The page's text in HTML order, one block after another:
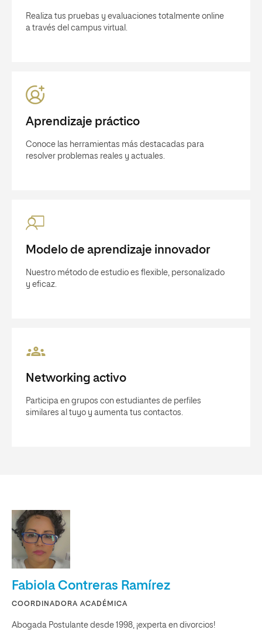
Realiza tus pruebas y evaluaciones totalmente online
a través del campus virtual.
Aprendizaje práctico
Conoce las herramientas más destacadas para
resolver problemas reales y actuales.
Modelo de aprendizaje innovador
Nuestro método de estudio es flexible, personalizado
y eficaz.
Networking activo
Participa en grupos con estudiantes de perfiles
similares al tuyo y aumenta tus contactos.
Fabiola Contreras Ramírez
COORDINADORA ACADÉMICA
Abogada Postulante desde 1998, ¡experta en divorcios!